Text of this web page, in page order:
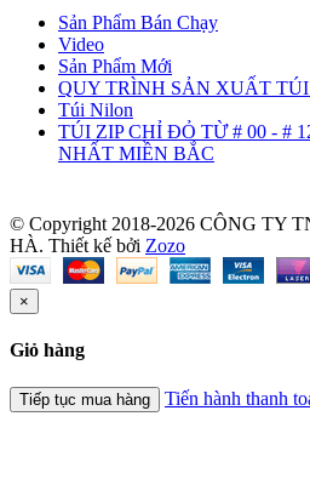
Sản Phẩm Bán Chạy
Video
Sản Phẩm Mới
QUY TRÌNH SẢN XUẤT
Túi Nilon
TÚI ZIP CHỈ ĐỎ TỪ # 00 - #
NHẤT MIỀN BẮC
© Copyright 2018-2026 CÔNG TY
HÀ. Thiết kế bởi Zozo
×
Giỏ hàng
Tiếp tục mua hàng Tiến hành thanh